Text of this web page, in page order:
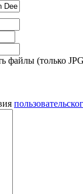
файлы (только